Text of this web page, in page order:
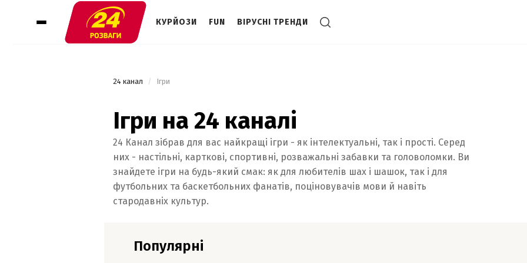
КУРЙОЗИ FUN ВІРУСНІ ТРЕНДИ
24 канал Ігри
Ігри на 24 каналі
24 Канал зібрав для вас найкращі ігри - як інтелектуальні, так і прості. Серед
них - настільні, карткові, спортивні, розважальні забавки та головоломки. Ви
знайдете ігри на будь-який смак: як для любителів шах і шашок, так і для
футбольних та баскетбольних фанатів, поціновувачів мови й навіть
стародавніх культур.
Популярні